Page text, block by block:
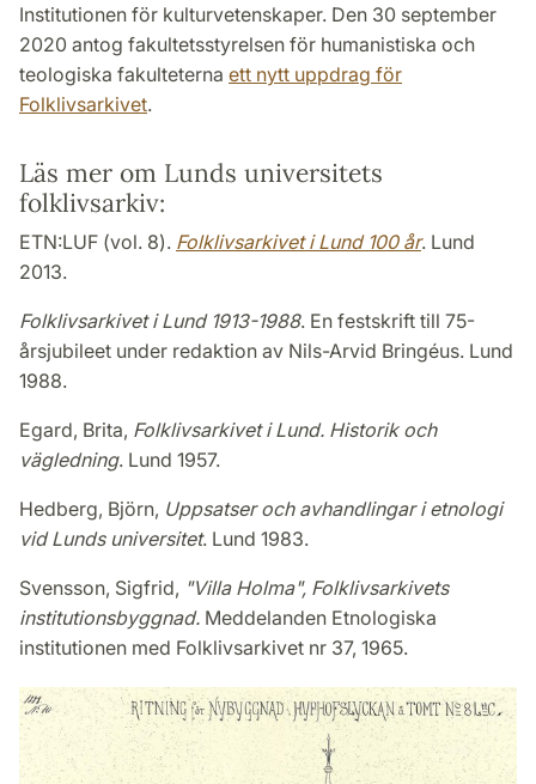
Institutionen för kulturvetenskaper. Den 30 september
2020 antog fakultetsstyrelsen för humanistiska och
teologiska fakulteterna ett nytt uppdrag för
Folklivsarkivet.
Läs mer om Lunds universitets
folklivsarkiv:
ETN:LUF (vol. 8). Folklivsarkivet i Lund 100 år. Lund
2013.
Folklivsarkivet i Lund 1913-1988. En festskrift till 75-
årsjubileet under redaktion av Nils-Arvid Bringéus. Lund
1988.
Egard, Brita, Folklivsarkivet i Lund. Historik och
vägledning. Lund 1957.
Hedberg, Björn, Uppsatser och avhandlingar i etnologi
vid Lunds universitet. Lund 1983.
Svensson, Sigfrid, "Villa Holma", Folklivsarkivets
institutionsbyggnad. Meddelanden Etnologiska
institutionen med Folklivsarkivet nr 37, 1965.